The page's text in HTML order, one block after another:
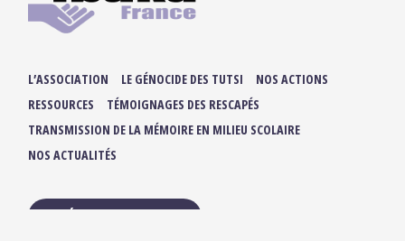
L’ASSOCIATION LE GÉNOCIDE DES TUTSI
NOS ACTIONS
RESSOURCES
TÉMOIGNAGES DES RESCAPÉS
TRANSMISSION DE LA MÉMOIRE EN MILIEU SCOLAIRE
NOS ACTUALITÉS
ADHÉRER / FAIRE UN DON